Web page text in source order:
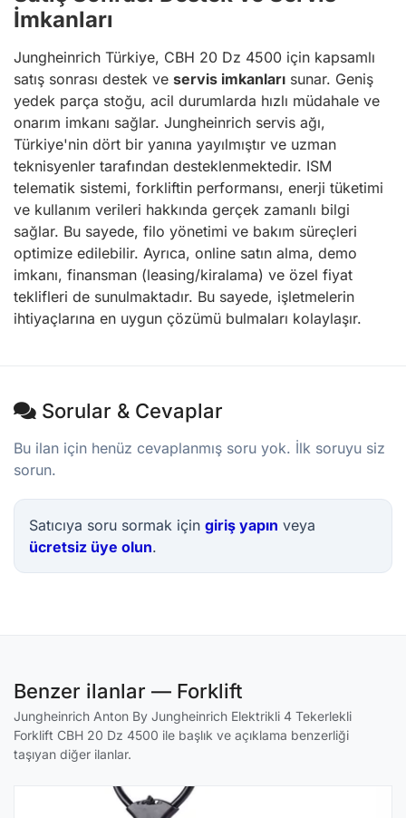
İmkanları
Jungheinrich Türkiye, CBH 20 Dz 4500 için kapsamlı
satış sonrası destek ve servis imkanları sunar. Geniş
yedek parça stoğu, acil durumlarda hızlı müdahale ve
onarım imkanı sağlar. Jungheinrich servis ağı,
Türkiye'nin dört bir yanına yayılmıştır ve uzman
teknisyenler tarafından desteklenmektedir. ISM
telematik sistemi, forkliftin performansı, enerji tüketimi
ve kullanım verileri hakkında gerçek zamanlı bilgi
sağlar. Bu sayede, filo yönetimi ve bakım süreçleri
optimize edilebilir. Ayrıca, online satın alma, demo
imkanı, finansman (leasing/kiralama) ve özel fiyat
teklifleri de sunulmaktadır. Bu sayede, işletmelerin
ihtiyaçlarına en uygun çözümü bulmaları kolaylaşır.
Sorular & Cevaplar
Bu ilan için henüz cevaplanmış soru yok. İlk soruyu siz
sorun.
Satıcıya soru sormak için giriş yapın veya
ücretsiz üye olun.
Benzer ilanlar — Forklift
Jungheinrich Anton By Jungheinrich Elektrikli 4 Tekerlekli
Forklift CBH 20 Dz 4500 ile başlık ve açıklama benzerliği
taşıyan diğer ilanlar.